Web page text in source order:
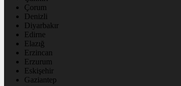
Çorum
Denizli
Diyarbakır
Edirne
Elazığ
Erzincan
Erzurum
Eskişehir
Gaziantep